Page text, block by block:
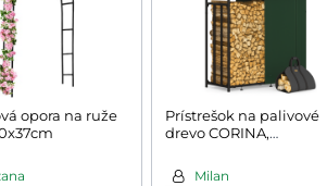
opora na ruže
Prístrešok na palivové
drevo CORINA,
antracitová/zelená
Milan